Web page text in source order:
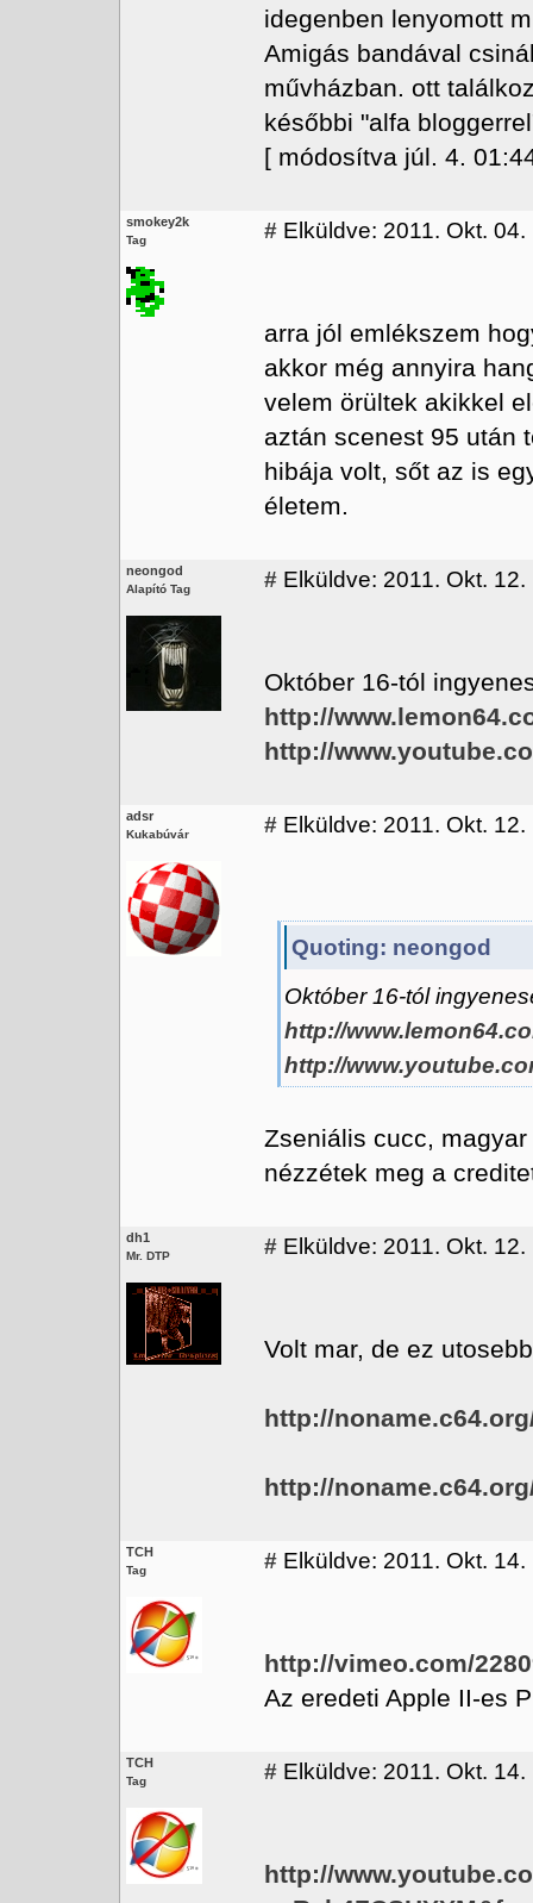
idegenben lenyomott
Amigás bandával
művházban. ott
későbbi "alfa
[ módosítva júl. 4.
smokey2k
Tag # Elküldve: 2011. Okt. 04.
arra jól emlékszem
akkor még annyira
velem örültek akikkel
aztán scenest 95 után
hibája volt, sőt az is
életem.
neongod
Alapító Tag # Elküldve: 2011. Okt. 12.
Október 16-tól
http://
http://
adsr
Kukabúvár # Elküldve: 2011. Okt. 12.
Quoting: neongod
Október 16-tól
http://
http://
Zseniális cucc,
nézzétek meg a
dh1
Mr. DTP # Elküldve: 2011. Okt. 12.
Volt mar, de ez
http://
http://
TCH
Tag # Elküldve: 2011. Okt. 14.
http://vimeo.com/
Az eredeti Apple II-es
TCH
Tag # Elküldve: 2011. Okt. 14.
http://